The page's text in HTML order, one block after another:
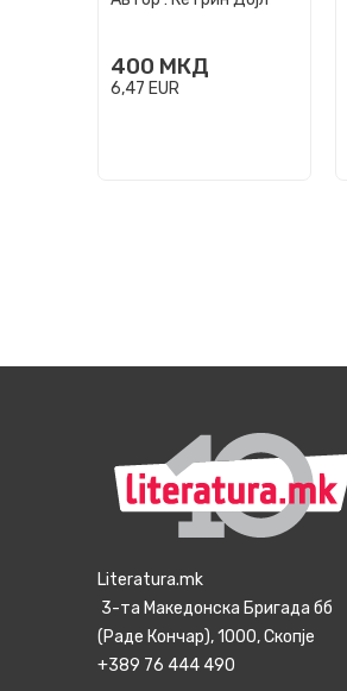
400 МКД
6,47 EUR
Literatura.mk
3-та Македонска Бригада бб
(Раде Кончар), 1000, Скопје
+389 76 444 490